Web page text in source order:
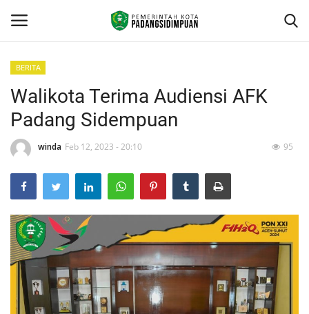
Beranda
KONTAK
arcgis
PROFILE
GEOGRAFIS DAERAH
DEMOGRAFI
BERITA
Walikota Terima Audiensi AFK
Padang Sidempuan
winda Feb 12, 2023 - 20:10 95